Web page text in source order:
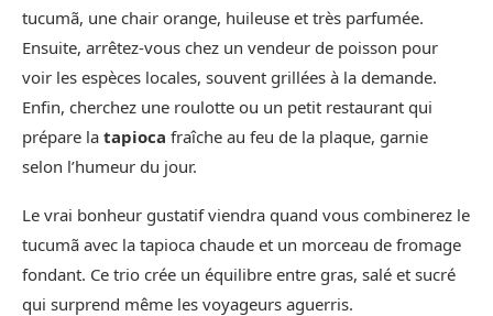
tucumã, une chair orange, huileuse et très parfumée.
Ensuite, arrêtez-vous chez un vendeur de poisson pour
voir les espèces locales, souvent grillées à la demande.
Enfin, cherchez une roulotte ou un petit restaurant qui
prépare la tapioca fraîche au feu de la plaque, garnie
selon l’humeur du jour.
Le vrai bonheur gustatif viendra quand vous combinerez le
tucumã avec la tapioca chaude et un morceau de fromage
fondant. Ce trio crée un équilibre entre gras, salé et sucré
qui surprend même les voyageurs aguerris.